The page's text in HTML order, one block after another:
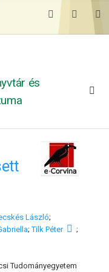
és
László;
;Tilk Péter
;
Tudományegyetem